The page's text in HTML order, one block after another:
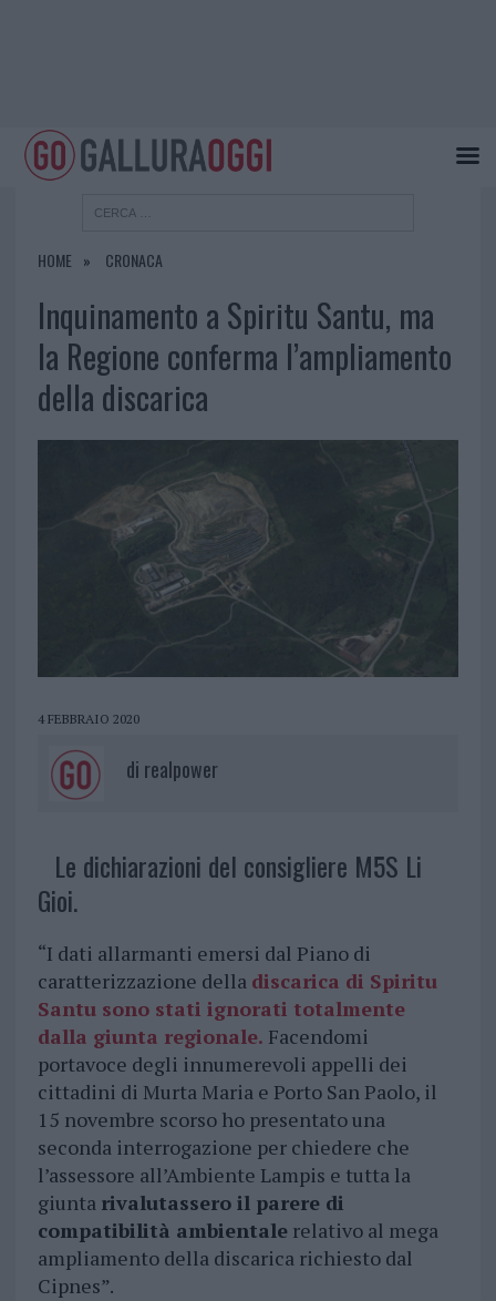
HOME CRONACA
Inquinamento a Spiritu Santu, ma
la Regione conferma l’ampliamento
della discarica
4 FEBBRAIO 2020
di realpower
Le dichiarazioni del consigliere M5S Li
Gioi.
“I dati allarmanti emersi dal Piano di
caratterizzazione della discarica di Spiritu
Santu sono stati ignorati totalmente
dalla giunta regionale. Facendomi
portavoce degli innumerevoli appelli dei
cittadini di Murta Maria e Porto San Paolo, il
15 novembre scorso ho presentato una
seconda interrogazione per chiedere che
l’assessore all’Ambiente Lampis e tutta la
giunta rivalutassero il parere di
compatibilità ambientalerelativo al mega
ampliamento della discarica richiesto dal
Cipnes”.